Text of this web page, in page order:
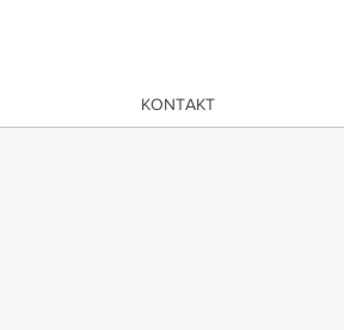
KONTAKT